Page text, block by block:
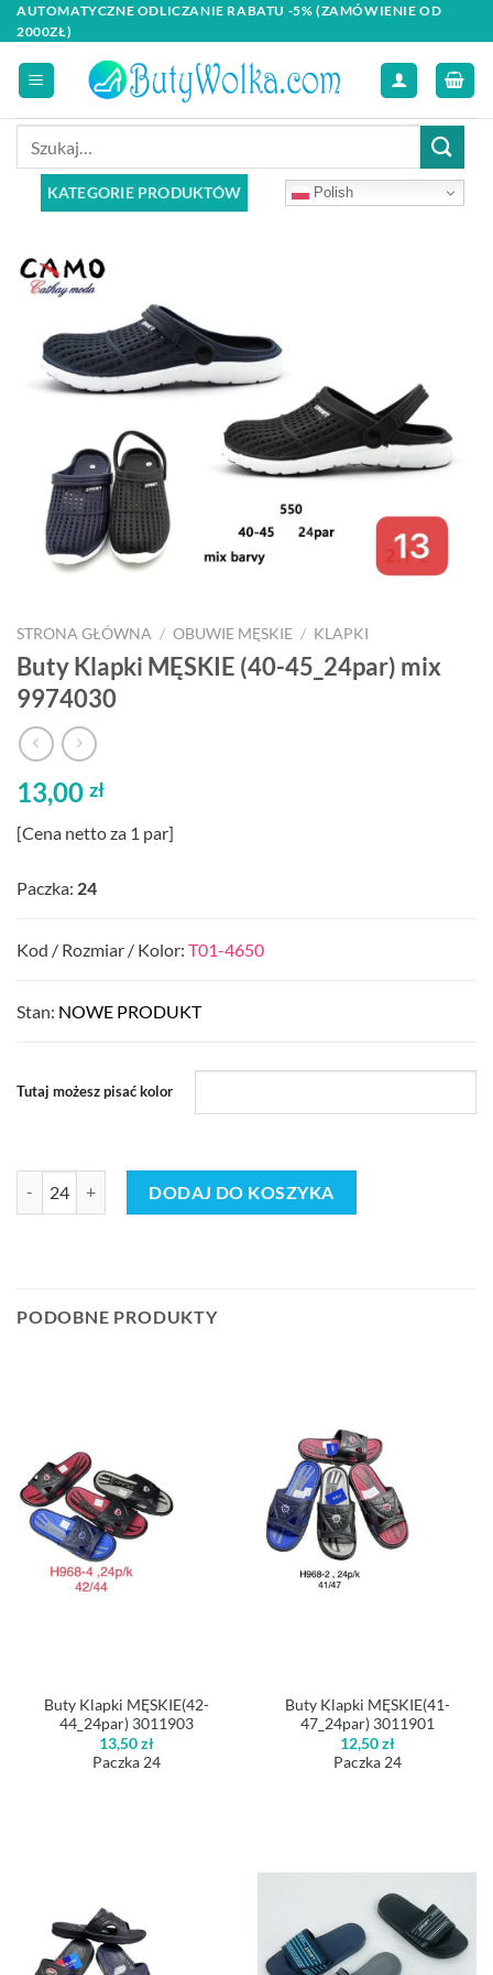
Skip
to
content
AUTOMATYCZNE ODLICZANIE RABATU -5% (ZAMÓWIENIE OD
2000ZŁ)
KATEGORIE PRODUKTÓW Polish
STRONA GŁÓWNA / OBUWIE MĘSKIE / KLAPKI
Buty Klapki MĘSKIE (40-45_24par) mix
9974030
13,00 zł
[Cena netto za 1 par]
Paczka: 24
Kod / Rozmiar / Kolor: T01-4650
Stan: NOWE PRODUKT
Tutaj możesz pisać kolor
DODAJ DO KOSZYKA
PODOBNE PRODUKTY
Buty Klapki MĘSKIE(42-
44_24par) 3011903
13,50zł
Paczka 24
Buty Klapki MĘSKIE(41-
47_24par) 3011901
12,50zł
Paczka 24